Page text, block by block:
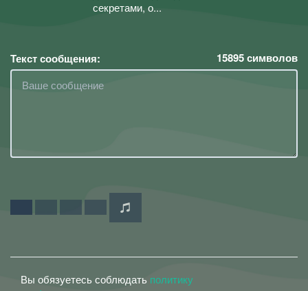
секретами, о...
Текст сообщения: 15895символов
Вы обязуетесь соблюдать политику